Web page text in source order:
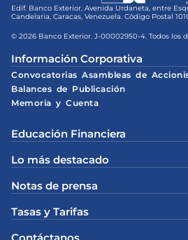
Edif. Banco Exterior, Avenida Urdaneta, entre
Candelaria, Caracas, Venezuela. Código Postal
© 2026 Banco Exterior. J-00002950-4. Todos los
Información Corporativa
Convocatorias Asambleas de
Balances de Publicación
Memoria y Cuenta
Educación Financiera
Lo más destacado
Notas de prensa
Tasas y Tarifas
Contáctanos